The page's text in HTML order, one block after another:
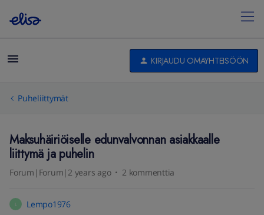
KIRJAUDU OMAYHTEISÖÖN
Puheliittymät
Maksuhäiriöiselle edunvalvonnan asiakkaalle
liittymä ja puhelin
Forum|Forum|2 years ago 2 kommenttia
L Lempo1976